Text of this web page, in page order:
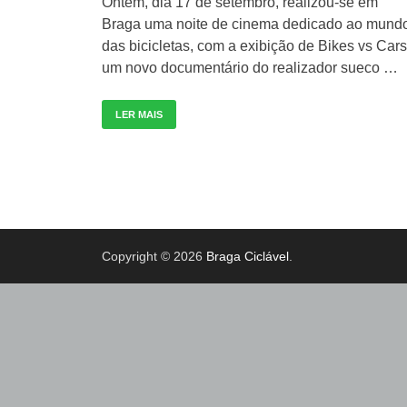
Braga uma noite de cinema dedicado ao
das bicicletas, com a exibição de Bikes vs
um novo documentário do realizador sueco …
LER MAIS
Copyright © 2026 Braga Ciclável